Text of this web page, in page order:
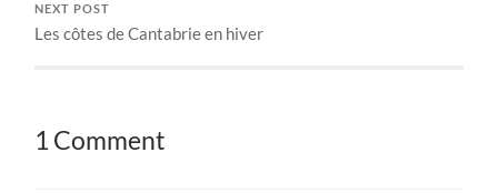
NEXT POST
Les côtes de Cantabrie en hiver
1 Comment